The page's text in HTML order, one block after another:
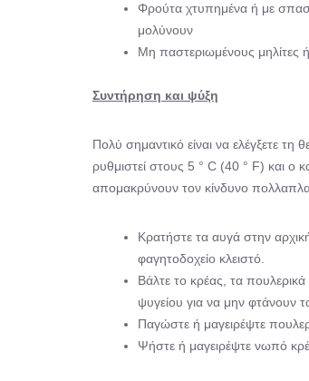
Φρούτα χτυπημένα ή με
μολύνουν
Μη παστεριωμένους μηλίτες
Συντήρηση και ψύξη
Πολύ σημαντικό είναι να ελέγξετε
ρυθμιστεί στους 5 ° C (40 ° F) και ο
απομακρύνουν τον κίνδυνο
Κρατήστε τα αυγά στην
φαγητοδοχείο κλειστό.
Βάλτε το κρέας, τα
ψυγείου για να μην φτάνουν
Παγώστε ή μαγειρέψτε
Ψήστε ή μαγειρέψτε νωπό